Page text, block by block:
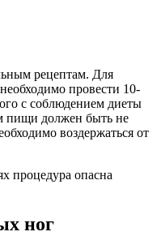
рецептам. Для
провести 10-
с соблюдением диеты
пищи должен быть не
воздержаться от
процедура опасна
ног